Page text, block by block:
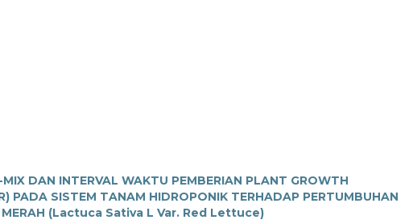
DAN INTERVAL WAKTU PEMBERIAN PLANT GROWTH
PADA SISTEM TANAM HIDROPONIK TERHADAP PERTUMBUHAN
MERAH (Lactuca Sativa L Var. Red Lettuce)